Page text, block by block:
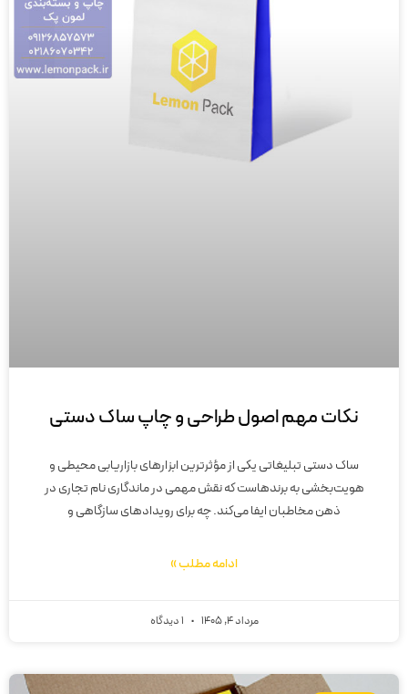
نکات مهم اصول طراحی و چاپ ساک دستی
ساک دستی تبلیغاتی یکی از مؤثرترین ابزارهای بازاریابی محیطی و
هویت‌بخشی به برندهاست که نقش مهمی در ماندگاری نام تجاری در
ذهن مخاطبان ایفا می‌کند. چه برای رویدادهای سازگاهی و
ادامه مطلب »
مرداد 4, 1405